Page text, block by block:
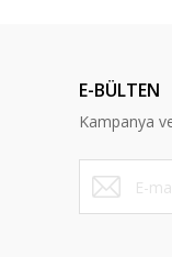
Ürün
Ürün
Bu
E-BÜLTEN
Kampanya